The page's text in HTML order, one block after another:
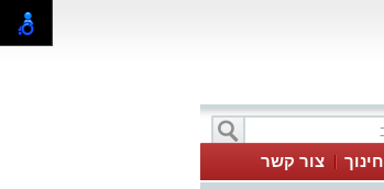
חינוך צור קשר